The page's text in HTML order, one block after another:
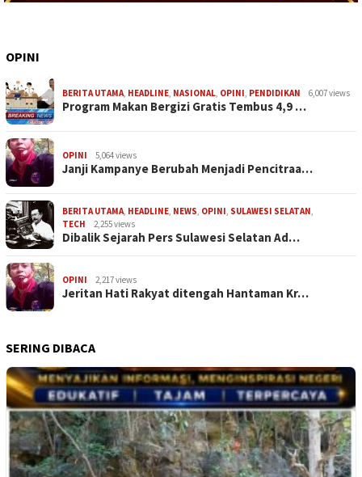
OPINI
BERITA UTAMA, HEADLINE, NASIONAL, OPINI, PENDIDIKAN 6,007 views
Program Makan Bergizi Gratis Tembus 4,9 …
OPINI 5,064 views
Janji Kampanye Berubah Menjadi Pencitraa…
BERITA UTAMA, HEADLINE, NEWS, OPINI, SULAWESI SELATAN,
TECH
2,255 views
Dibalik Sejarah Pers Sulawesi Selatan Ad…
OPINI 2,217 views
Jeritan Hati Rakyat ditengah Hantaman Kr…
SERING DIBACA